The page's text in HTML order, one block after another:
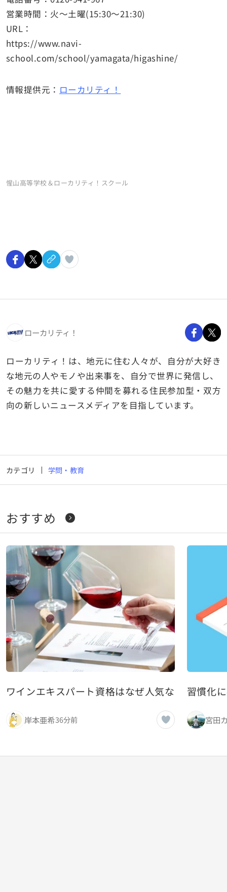
営業時間：火～土曜(15:30〜21:30)
URL：
https://www.navi-
school.com/school/yamagata/higashine/
情報提供元： ローカリティ！
惺山高等学校＆ローカリティ！スクール
ローカリティ！
ローカリティ！は、地元に住む人々が、自分が大好き
な地元の人やモノや出来事を、自分で世界に発信し、
その魅力を共に愛する仲間を募れる住民参加型・双方
向の新しいニュースメディアを目指しています。
カテゴリ 学問・教育
おすすめ
ワインエキスパート資格はなぜ人気なのか：受
岸本亜希36分前
習慣化
宮田